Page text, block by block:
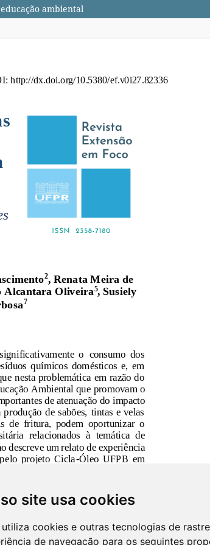
site usa cookies
utiliza cookies e outras tecnologias de
de navegação para os seguintes
ambiental